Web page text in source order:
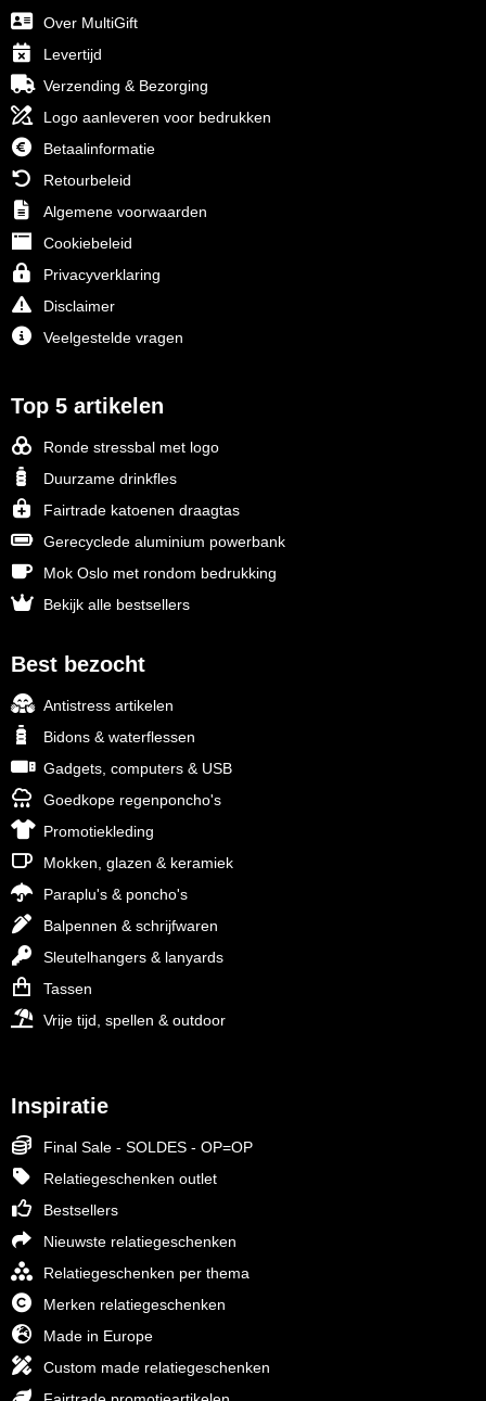
Over MultiGift
Levertijd
Verzending & Bezorging
Logo aanleveren voor bedrukken
Betaalinformatie
Retourbeleid
Algemene voorwaarden
Cookiebeleid
Privacyverklaring
Disclaimer
Veelgestelde vragen
Top 5 artikelen
Ronde stressbal met logo
Duurzame drinkfles
Fairtrade katoenen draagtas
Gerecyclede aluminium powerbank
Mok Oslo met rondom bedrukking
Bekijk alle bestsellers
Best bezocht
Antistress artikelen
Bidons & waterflessen
Gadgets, computers & USB
Goedkope regenponcho's
Promotiekleding
Mokken, glazen & keramiek
Paraplu's & poncho's
Balpennen & schrijfwaren
Sleutelhangers & lanyards
Tassen
Vrije tijd, spellen & outdoor
Inspiratie
Final Sale - SOLDES - OP=OP
Relatiegeschenken outlet
Bestsellers
Nieuwste relatiegeschenken
Relatiegeschenken per thema
Merken relatiegeschenken
Made in Europe
Custom made relatiegeschenken